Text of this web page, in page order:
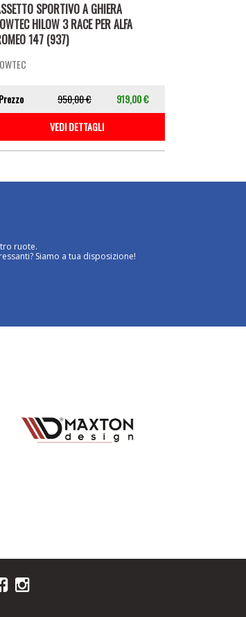
SPORTIVO A GHIERA
HILOW 3 RACE PER ALFA
147 (937)
Prezzo 950,00 €
919,00 €
VEDI DETTAGLI
ruote.
Siamo a tua disposizione!